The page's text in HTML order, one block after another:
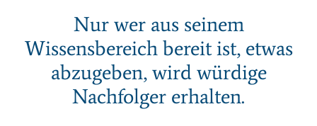
Nur wer aus seinem
Wissensbereich bereit ist, etwas
abzugeben, wird würdige
Nachfolger erhalten.